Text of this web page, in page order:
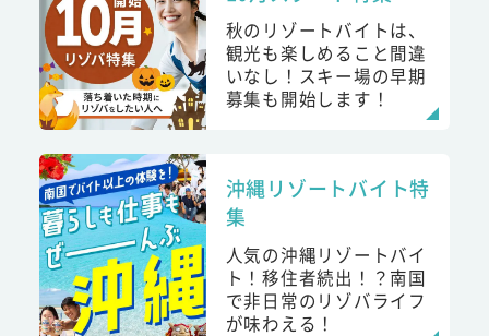
秋のリゾートバイトは、
観光も楽しめること間違
いなし！スキー場の早期
募集も開始します！
沖縄リゾートバイト特
集
人気の沖縄リゾートバイ
ト！移住者続出！？南国
で非日常のリゾバライフ
が味わえる！